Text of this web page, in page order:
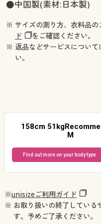
●中国製(素材:日本製)
※ サイズの測り方、衣料品の
ド
をご確認ください。
※ 返品などサービスについて
い。
158cm
M
Find out more on your body type
※unisizeご利用ガイド
※ お取り扱いの終了している
す。予めご了承ください。